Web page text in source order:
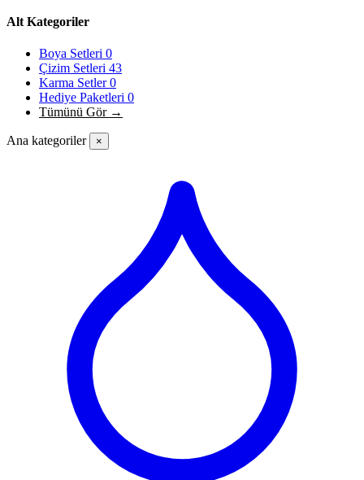
Alt Kategoriler
Boya Setleri 0
Çizim Setleri 43
Karma Setler0
Hediye Paketleri 0
Tümünü Gör →
Ana kategoriler ×